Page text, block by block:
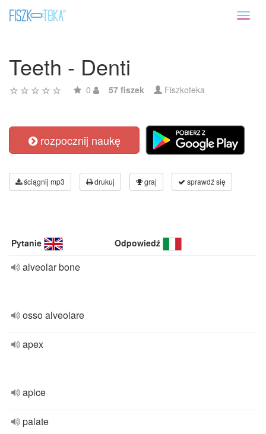
Teeth - Denti
0 57 fiszek Fiszkoteka
rozpocznij naukę
ściągnij mp3 drukuj graj sprawdź się
Pytanie Odpowiedź
alveolar bone
osso alveolare
apex
apice
palate